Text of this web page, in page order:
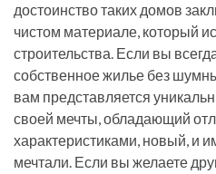
достоинство таких домов
чистом материале, который
строительства. Если вы
собственное жилье без
вам представляется
своей мечты, обладающий
характеристиками, новый, и
мечтали. Если вы желаете